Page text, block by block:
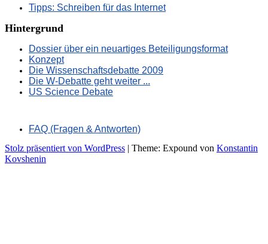
Tipps: Schreiben für das Internet
Hintergrund
Dossier über ein neuartiges Beteiligungsformat
Konzept
Die Wissenschaftsdebatte 2009
Die W-Debatte geht weiter ...
US Science Debate
FAQ (Fragen & Antworten)
Stolz präsentiert von WordPress | Theme: Expound von Konstantin
Kovshenin